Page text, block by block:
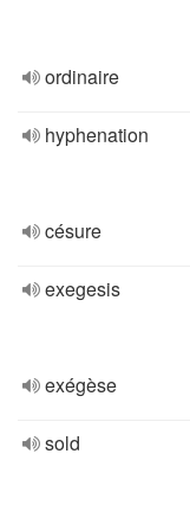
ordinaire
hyphenation
césure
exegesis
exégèse
sold